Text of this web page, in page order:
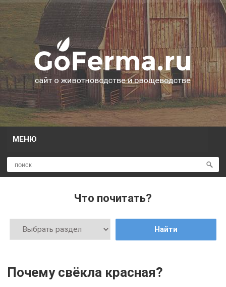
МЕНЮ
Что почитать?
Найти
Почему свёкла красная?